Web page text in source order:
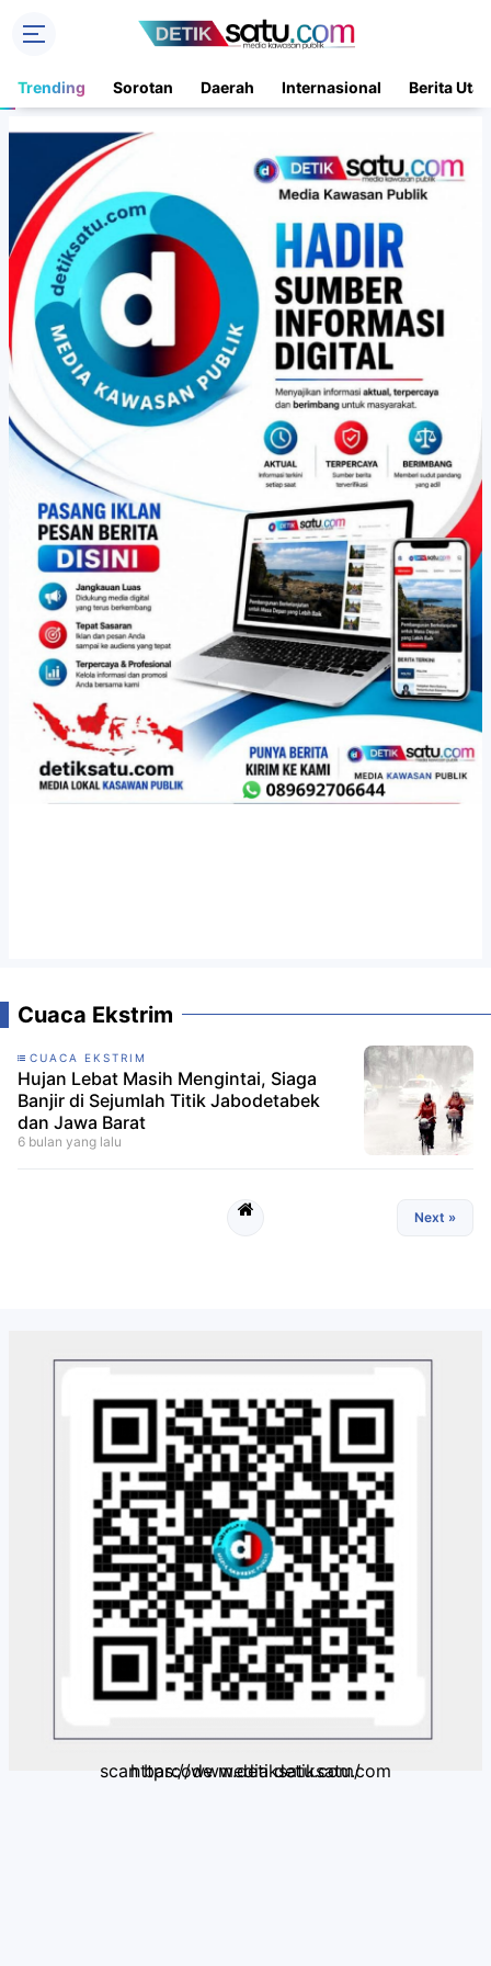
Trending Sorotan Daerah Internasional Berita
Cuaca Ekstrim
CUACA EKSTRIM
Hujan Lebat Masih Mengintai, Siaga
Banjir di Sejumlah Titik Jabodetabek
dan Jawa Barat
6 bulan yang lalu
Next »
scan barcode media detiksatu.com https://www.detiksatu.com/